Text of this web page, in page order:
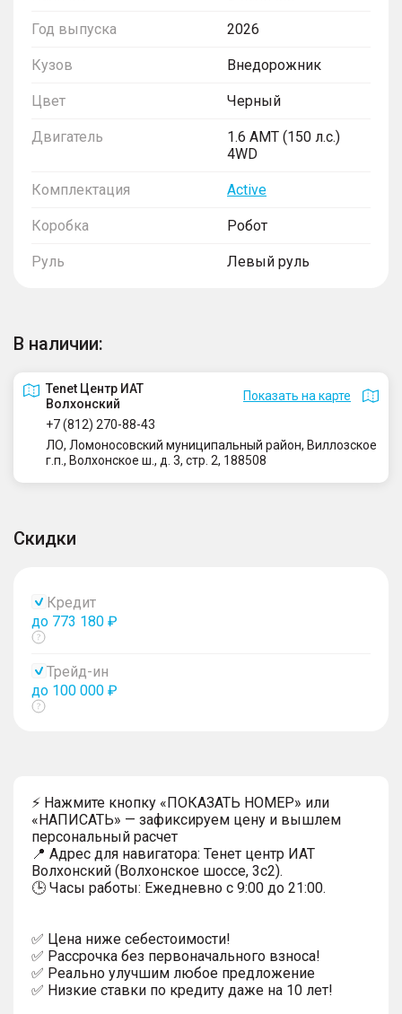
Год выпуска 2026
Кузов Внедорожник
Цвет Черный
Двигатель
1.6 AMT (150 л.с.)
4WD
Комплектация Active
Коробка Робот
Руль Левый руль
В наличии:
Tenet Центр ИАТ
Волхонский
Показать на карте
+7 (812) 270-88-43
ЛО, Ломоносовский муниципальный район, Виллозское
г.п., Волхонское ш., д. 3, стр. 2, 188508
Скидки
Кредит
до 773 180 ₽
Показать
Трейд-ин
до 100 000 ₽
Показать
⚡ Нажмите кнопку «ПОКАЗАТЬ НОМЕР» или
«НАПИСАТЬ» — зафиксируем цену и вышлем
персональный расчет
📍 Адрес для навигатора: Тенет центр ИАТ
Волхонский (Волхонское шоссе, 3с2).
🕒 Часы работы: Ежедневно с 9:00 до 21:00.
✅ Цена ниже себестоимости!
✅ Рассрочка без первоначального взноса!
✅ Реально улучшим любое предложение
✅ Низкие ставки по кредиту даже на 10 лет!